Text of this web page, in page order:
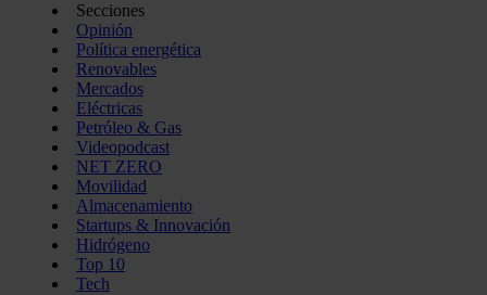
Secciones
Opinión
Política energética
Renovables
Mercados
Eléctricas
Petróleo & Gas
Videopodcast
NET ZERO
Movilidad
Almacenamiento
Startups & Innovación
Hidrógeno
Top 10
Tech